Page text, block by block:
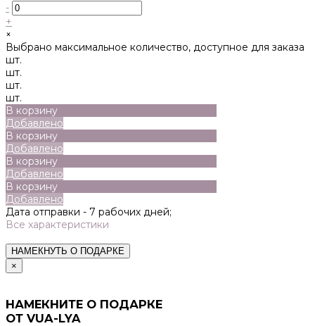
-
+
×
Выбрано максимальное количество, доступное для заказа
шт.
шт.
шт.
шт.
В корзину
Добавлено
В корзину
Добавлено
В корзину
Добавлено
В корзину
Добавлено
Дата отправки - 7 рабочих дней;
Все характеристики
НАМЕКНУТЬ О ПОДАРКЕ
×
НАМЕКНИТЕ О ПОДАРКЕ
ОТ VUA-LYA